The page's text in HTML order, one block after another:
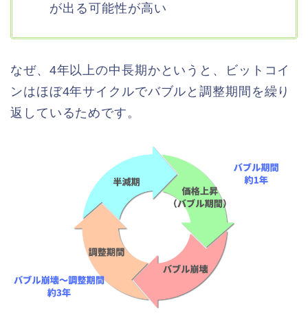
が出る可能性が高い
なぜ、4年以上の中長期かというと、ビットコイ
ンはほぼ4年サイクルでバブルと調整期間を繰り
返しているためです。